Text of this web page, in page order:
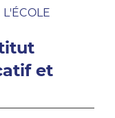
et